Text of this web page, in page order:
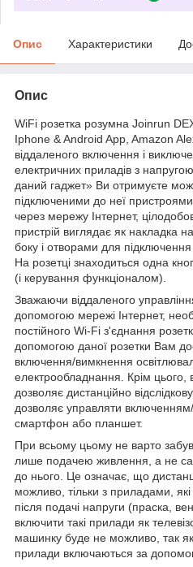
Опис Характеристики
Опис
WiFi розетка розумна Joinrun
Iphone & Android App, Amazon
віддаленого включення і
електричних приладів з
даний гаджет» Ви отримуєте
підключеними до неї
через мережу Інтернет,
пристрій виглядає як накладка
боку і отворами для підключення
На розетці знаходиться одна
(і керування функціоналом).
Зважаючи віддаленого
допомогою мережі Інтернет,
постійного Wi-Fi з'єднання
допомогою даної розетки Вам
включення/вимкнення
електрообладнання. Крім цього,
дозволяє дистанційно
дозволяє управляти
смартфон або планшет.
При всьому цьому не варто
лише подачею живлення, а не
до нього. Це означає, що
можливо, тільки з приладами,
після подачі напруги (праска,
включити такі прилади як
машинку буде не можливо, так
прилади включаються за